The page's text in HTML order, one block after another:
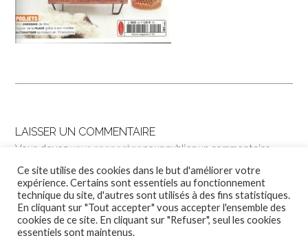
LAISSER UN COMMENTAIRE
Vous devezvous connecter pour publier un commentaire.
Ce site utilise des cookies dans le but d'améliorer votre
expérience. Certains sont essentiels au fonctionnement
technique du site, d'autres sont utilisés à des fins statistiques.
En cliquant sur "Tout accepter" vous accepter l'ensemble des
cookies de ce site. En cliquant sur "Refuser", seul les cookies
essentiels sont maintenus.